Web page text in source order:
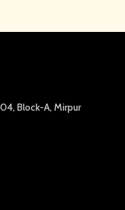
Block-A, Mirpur